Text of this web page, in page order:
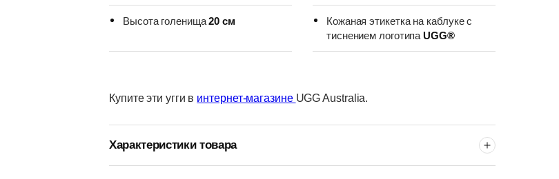
Высота голенища20 см
Кожаная этикетка на каблуке с
тиснением логотипа UGG®
Купите эти угги в интернет-магазине UGG Australia.
Характеристики товара